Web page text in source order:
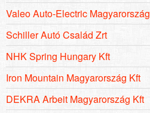
Valeo Auto-Electric Magyarország
Schiller Autó Család Zrt
NHK Spring Hungary Kft
Iron Mountain Magyarország Kft
DEKRA Arbeit Magyarország Kft